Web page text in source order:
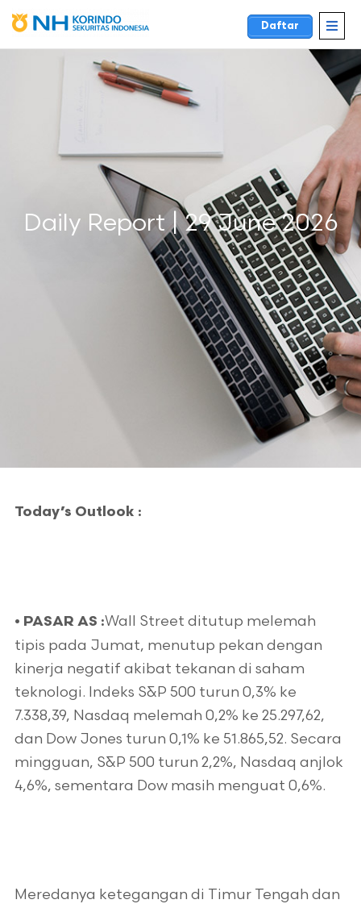
Daftar
Daily Report | 29 June 2026
Today’s Outlook :
• PASAR AS :Wall Street ditutup melemah
tipis pada Jumat, menutup pekan dengan
kinerja negatif akibat tekanan di saham
teknologi. Indeks S&P 500 turun 0,3% ke
7.338,39, Nasdaq melemah 0,2% ke 25.297,62,
dan Dow Jones turun 0,1% ke 51.865,52. Secara
mingguan, S&P 500 turun 2,2%, Nasdaq anjlok
4,6%, sementara Dow masih menguat 0,6%.
Meredanya ketegangan di Timur Tengah dan